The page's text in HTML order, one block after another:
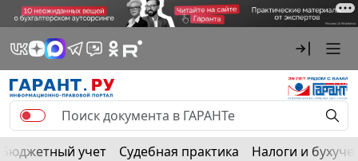
Бюджетный учет Судебная практика Налоги и